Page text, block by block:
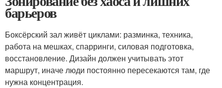
барьеров
Боксёрский зал живёт циклами: разминка, техника,
работа на мешках, спарринги, силовая подготовка,
восстановление. Дизайн должен учитывать этот
маршрут, иначе люди постоянно пересекаются там, где
нужна концентрация.